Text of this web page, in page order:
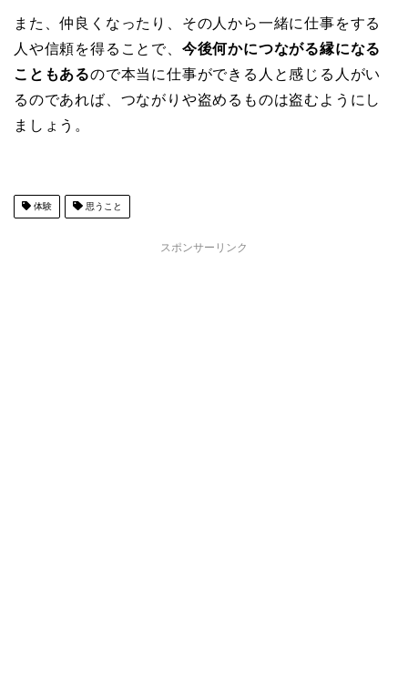
また、仲良くなったり、その人から一緒に仕事をする
人や信頼を得ることで、 今後何かにつながる縁になる
こともあるので本当に仕事ができる人と感じる人がい
るのであれば、つながりや盗めるものは盗むようにし
ましょう。
体験 思うこと
スポンサーリンク